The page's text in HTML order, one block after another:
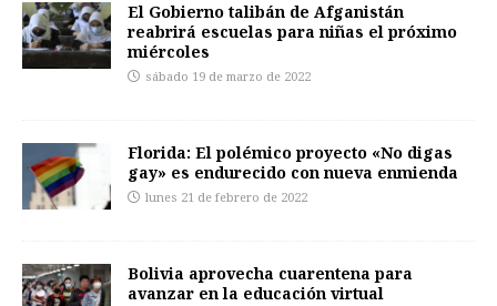
El Gobierno talibán de Afganistán
reabrirá escuelas para niñas el próximo
miércoles
sábado 19 de marzo de 2022
Florida: El polémico proyecto «No digas
gay» es endurecido con nueva enmienda
lunes 21 de febrero de 2022
Bolivia aprovecha cuarentena para
avanzar en la educación virtual